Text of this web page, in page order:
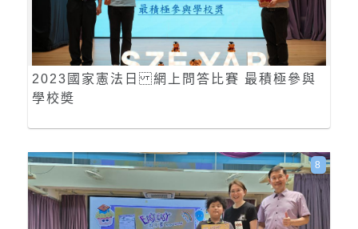
2023國家憲法日 網上問答比賽 最積極參與
學校奬
8